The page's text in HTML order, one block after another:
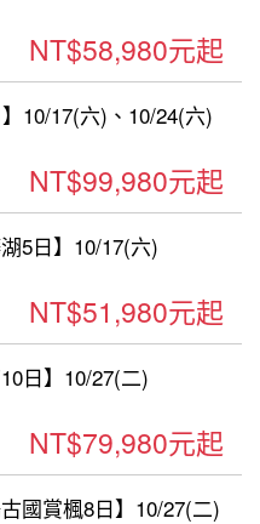
NT$58,980元起
10/17(六)、10/24(六)
NT$99,980元起
5日】10/17(六)
NT$51,980元起
日】10/27(二)
NT$79,980元起
國賞楓8日】10/27(二)